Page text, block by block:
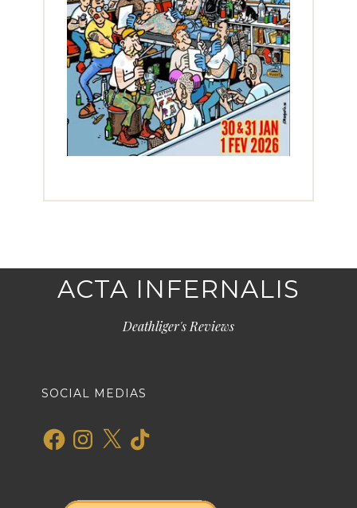
ACTA INFERNALIS
Deathliger's Reviews
SOCIAL MEDIAS
FacebookInstagram
X TikTok